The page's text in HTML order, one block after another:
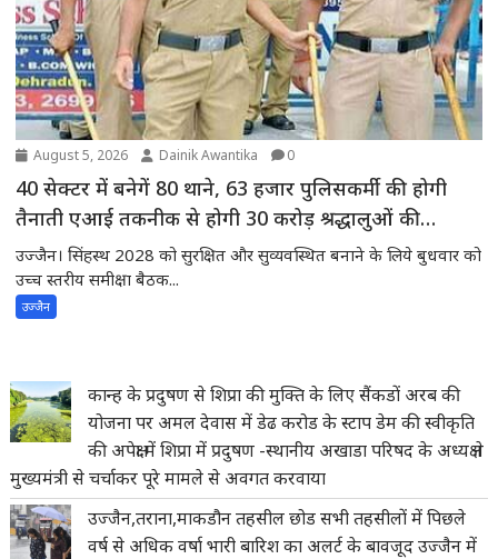
August 5, 2026 Dainik Awantika 0
40 सेक्टर में बनेगें 80 थाने, 63 हजार पुलिसकर्मी की होगी
तैनाती एआई तकनीक से होगी 30 करोड़ श्रद्धालुओं की
निगरानी
उज्जैन। सिंहस्थ 2028 को सुरक्षित और सुव्यवस्थित बनाने के लिये बुधवार को
उच्च स्तरीय समीक्षा बैठक...
उज्जैन
कान्ह के प्रदुषण से शिप्रा की मुक्ति के लिए सैंकडों अरब की
योजना पर अमल देवास में डेढ करोड के स्टाप डेम की स्वीकृति
की अपेक्षा में शिप्रा में प्रदुषण -स्थानीय अखाडा परिषद के अध्यक्ष ने
मुख्यमंत्री से चर्चाकर पूरे मामले से अवगत करवाया
उज्जैन,तराना,माकडौन तहसील छोड सभी तहसीलों में पिछले
वर्ष से अधिक वर्षा भारी बारिश का अलर्ट के बावजूद उज्जैन में